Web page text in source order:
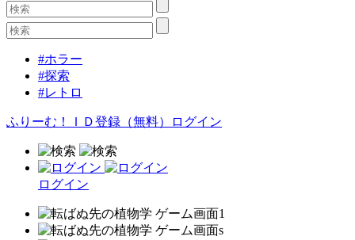
#ホラー
#探索
#レトロ
ふりーむ！ＩＤ登録（無料） ログイン
ログイン